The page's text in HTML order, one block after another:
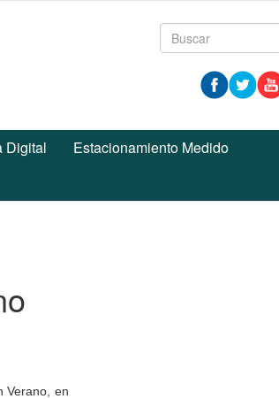
Formulario
búsqueda
Digital
Estacionamiento Medido
Verano, en